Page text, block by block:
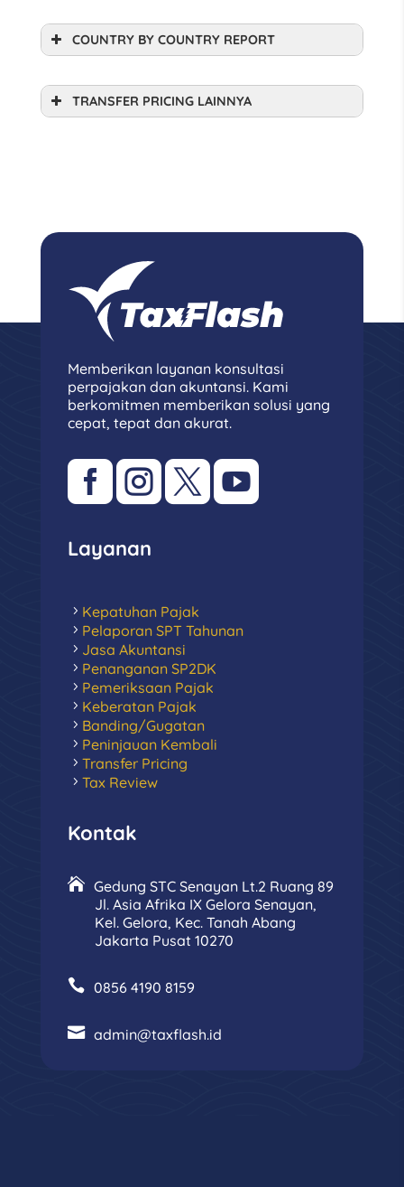
COUNTRY BY COUNTRY REPORT
TRANSFER PRICING LAINNYA
Memberikan layanan konsultasi
perpajakan dan akuntansi. Kami
berkomitmen memberikan solusi yang
cepat, tepat dan akurat.

Layanan
Kepatuhan Pajak
Pelaporan SPT Tahunan
Jasa Akuntansi
Penanganan SP2DK
Pemeriksaan Pajak
Keberatan Pajak
Banding/Gugatan
Peninjauan Kembali
Transfer Pricing
Tax Review
Kontak
Gedung STC Senayan Lt.2 Ruang 89
Jl. Asia Afrika IX Gelora Senayan,
Kel. Gelora, Kec. Tanah Abang
Jakarta Pusat 10270
0856 4190 8159
admin@taxflash.id